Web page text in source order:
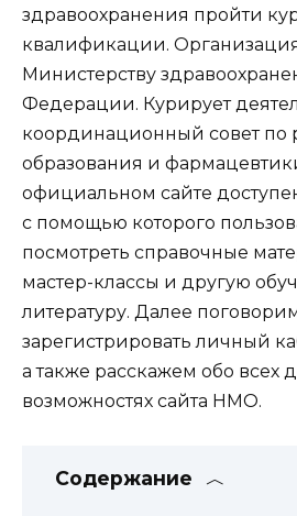
здравоохранения пройти
квалификации.
Министерству
Федерации. Курирует
координационный совет по
образования и
официальном сайте
с помощью которого
посмотреть справочные
мастер-классы и другую
литературу. Далее
зарегистрировать личный
а также расскажем обо всех
возможностях сайта НМО.
Содержание